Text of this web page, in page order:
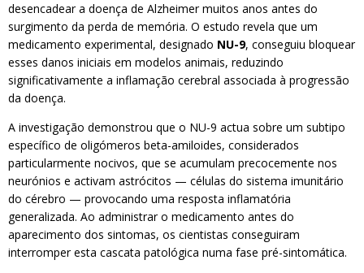
desencadear a doença de Alzheimer muitos anos antes do
surgimento da perda de memória. O estudo revela que um
medicamento experimental, designado NU-9, conseguiu bloquear
esses danos iniciais em modelos animais, reduzindo
significativamente a inflamação cerebral associada à progressão
da doença.
A investigação demonstrou que o NU-9 actua sobre um subtipo
específico de oligómeros beta-amiloides, considerados
particularmente nocivos, que se acumulam precocemente nos
neurónios e activam astrócitos — células do sistema imunitário
do cérebro — provocando uma resposta inflamatória
generalizada. Ao administrar o medicamento antes do
aparecimento dos sintomas, os cientistas conseguiram
interromper esta cascata patológica numa fase pré-sintomática.